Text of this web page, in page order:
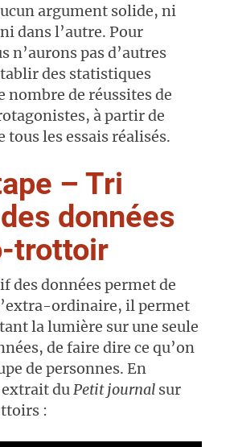
argument solide, ni
dans l’autre. Pour
n’aurons pas d’autres
des statistiques
nombre de réussites de
à partir de
tous les essais réalisés.
– Tri
données
trottoir
des données permet de
ordinaire, il permet
la lumière sur une seule
de faire dire ce qu’on
de personnes. En
duPetit journal sur
: